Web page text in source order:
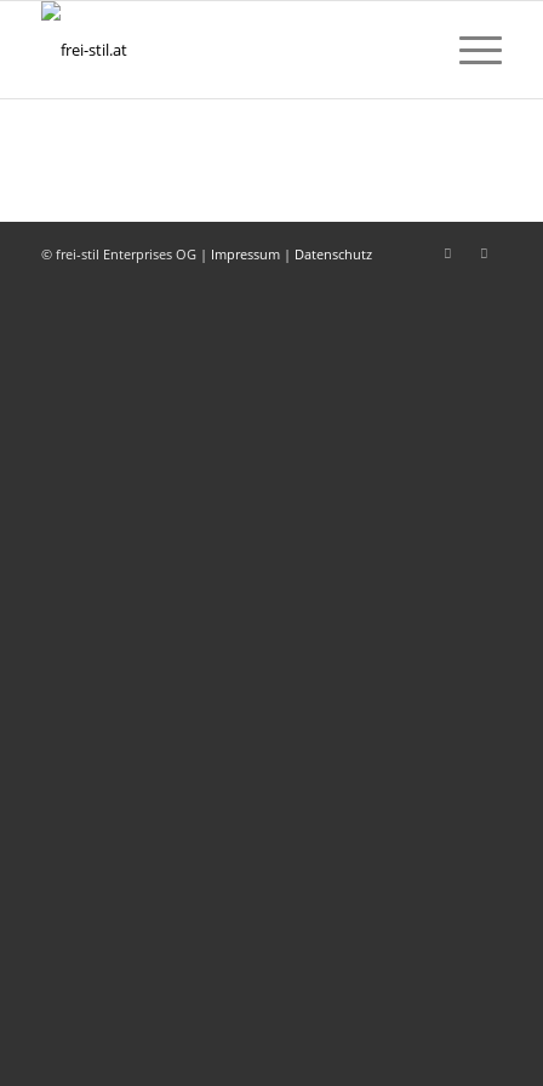
© frei-stil Enterprises OG | Impressum| Datenschutz